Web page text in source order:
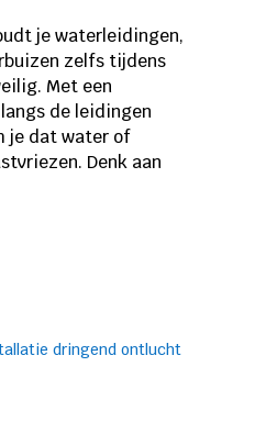
je waterleidingen,
zelfs tijdens
Met een
de leidingen
je dat water of
Denk aan